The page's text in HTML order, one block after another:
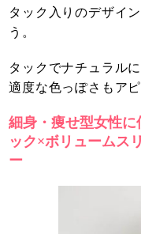
タック入りのデザイ
う。
タックでナチュラル
適度な色っぽさもア
細身・痩せ型女性に
ック×ボリュームス
ー